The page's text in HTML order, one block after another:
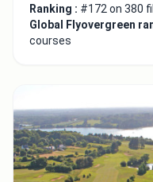
Ranking : #172 on 380
Global Flyovergreen
courses